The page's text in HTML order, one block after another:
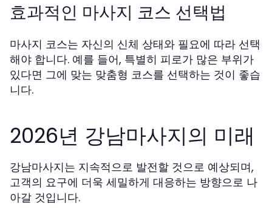
효과적인 마사지 코스 선택법
마사지 코스는 자신의 신체 상태와 필요에 따라 선택
해야 합니다. 예를 들어, 특별히 피로가 많은 부위가
있다면 그에 맞는 맞춤형 코스를 선택하는 것이 좋습
니다.
2026년 강남마사지의 미래
강남마사지는 지속적으로 발전할 것으로 예상되며,
고객의 요구에 더욱 세밀하게 대응하는 방향으로 나
아갈 것입니다.